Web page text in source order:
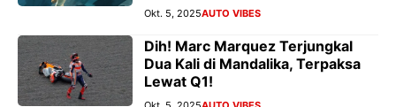
Okt. 5, 2025AUTO VIBES
Dih! Marc Marquez Terjungkal
Dua Kali di Mandalika, Terpaksa
Lewat Q1!